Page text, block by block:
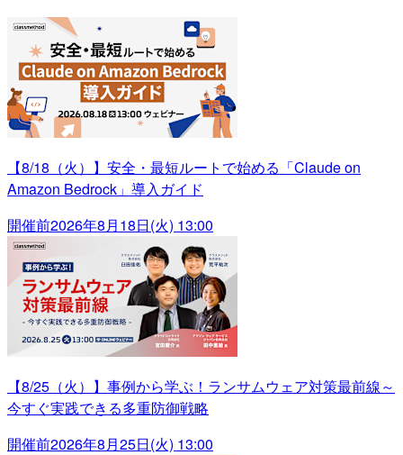
【8/18（火）】安全・最短ルートで始める「Claude on
Amazon Bedrock」導入ガイド
開催前2026年8月18日(火) 13:00
【8/25（火）】事例から学ぶ！ランサムウェア対策最前線～
今すぐ実践できる多重防御戦略
開催前2026年8月25日(火) 13:00